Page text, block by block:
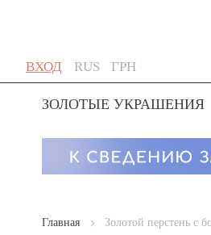
ВХОД
Skip
to
Content
Язык
RUS Валюта
ГРН
ЗОЛОТЫЕ УКРАШЕНИЯ
Главная Золотой перстень с